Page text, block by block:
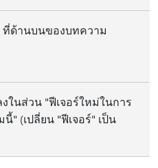
ที่ด้านบนของบทความ
ในส่วน "ฟีเจอร์ใหม่ในการ
" (เปลี่ยน "ฟีเจอร์" เป็น